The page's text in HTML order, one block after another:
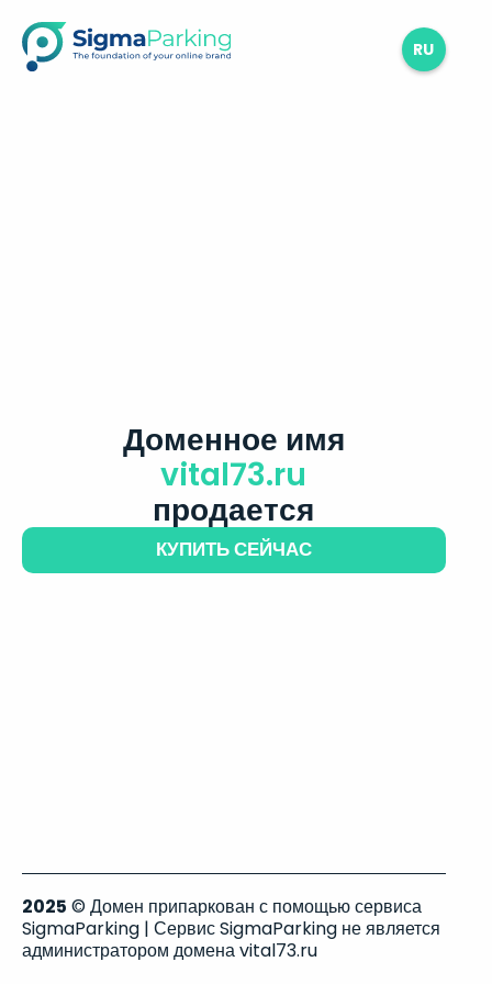
RU
Доменное имя
vital73.ru
продается
КУПИТЬ СЕЙЧАС
2025 © Домен припаркован с помощью сервиса
SigmaParking | Сервис SigmaParking не является
администратором домена vital73.ru